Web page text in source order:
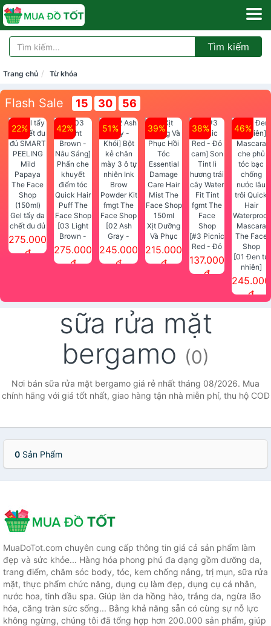
Tìm kiếm
Trang chủ Từ khóa
Flash Sale 15 30 56
22%
Gel tẩy da
chết đu đủ
SMART
PEELING
275.000
đ
42%
[03 Light
Brown -
Nâu Sáng]
Phấn che
275.000
đ
51%
[02 Ash
Gray -
Khói] Bột
kẻ chân
fmgt The
Face Shop
245.000
đ
39%
Xịt Dưỡng
Và Phục
Hồi Tóc
Essential
215.000
đ
38%
[#3 Picnic
Red - Đỏ
cam] Son
Face
Shop
137.000
đ
46%
[01 Đen tự
nhiên]
Mascara
che phủ
Shop
245.000
đ
sữa rửa mặt
bergamo (0)
Nơi bán sữa rửa mặt bergamo giá rẻ nhất tháng 08/2026. Mua
chính hãng với giá tốt nhất, giao hàng tận nhà miễn phí, thu hộ COD
0 Sản Phẩm
MuaDoTot.com chuyên cung cấp thông tin giá cả sản phẩm làm
đẹp và sức khỏe... Hàng hóa phong phú đa dạng gồm dưỡng da,
trang điểm, chăm sóc body, tóc, kem chống nắng, trị mụn, sữa rửa
mặt, thực phẩm chức năng, dụng cụ làm đẹp, dụng cụ cá nhân,
nước hoa, tinh dầu spa. Giúp làn da hồng hào, trắng da, ngừa lão
hóa, căng tràn sức sống... Bằng khả năng sẵn có cùng sự nỗ lực
không ngừng, chúng tôi đã tổng hợp hơn 200.000 sản phẩm, giúp